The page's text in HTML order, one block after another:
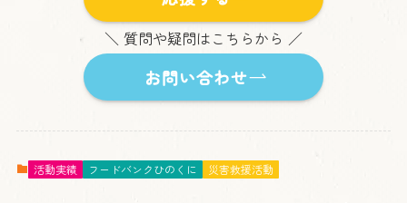
＼ 質問や疑問はこちらから ／
お問い合わせ
活動実績 フードバンクひのくに 災害救援活動